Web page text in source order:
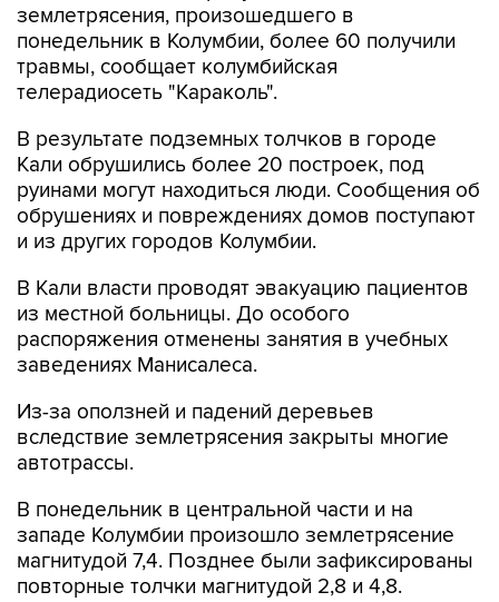
землетрясения, произошедшего в
понедельник в Колумбии, более 60 получили
травмы, сообщает колумбийская
телерадиосеть "Караколь".
В результате подземных толчков в городе
Кали обрушились более 20 построек, под
руинами могут находиться люди. Сообщения об
обрушениях и повреждениях домов поступают
и из других городов Колумбии.
В Кали власти проводят эвакуацию пациентов
из местной больницы. До особого
распоряжения отменены занятия в учебных
заведениях Манисалеса.
Из-за оползней и падений деревьев
вследствие землетрясения закрыты многие
автотрассы.
В понедельник в центральной части и на
западе Колумбии произошло землетрясение
магнитудой 7,4. Позднее были зафиксированы
повторные толчки магнитудой 2,8 и 4,8.